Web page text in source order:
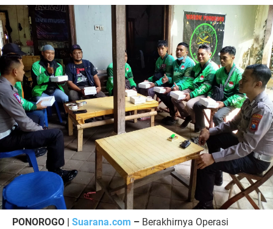
PONOROGO | Suarana.com – Berakhirnya Operasi